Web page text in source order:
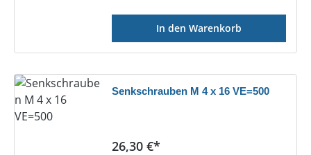
In den Warenkorb
Senkschrauben M 4 x 16 VE=500
Regulärer Preis:
26,30 €*